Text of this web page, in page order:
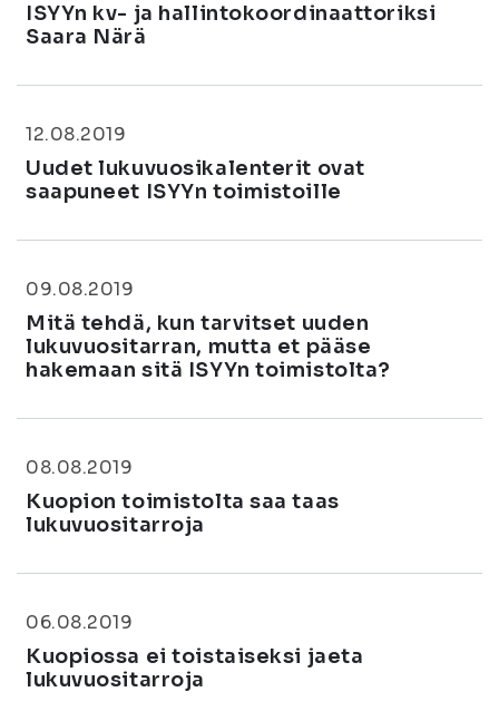
ISYYn kv- ja hallintokoordinaattoriksi
Saara Närä
12.08.2019
Uudet lukuvuosikalenterit ovat
saapuneet ISYYn toimistoille
09.08.2019
Mitä tehdä, kun tarvitset uuden
lukuvuositarran, mutta et pääse
hakemaan sitä ISYYn toimistolta?
08.08.2019
Kuopion toimistolta saa taas
lukuvuositarroja
06.08.2019
Kuopiossa ei toistaiseksi jaeta
lukuvuositarroja